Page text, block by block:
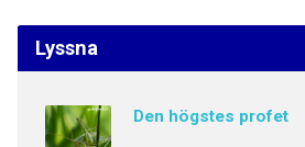
Lyssna
Den högstes profet